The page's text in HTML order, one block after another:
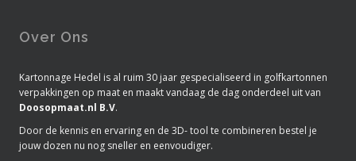
Over Ons
Kartonnage Hedel is al ruim 30 jaar gespecialiseerd in golfkartonnen
verpakkingen op maat en maakt vandaag de dag onderdeel uit van
Doosopmaat.nl B.V.
Door de kennis en ervaring en de 3D- tool te combineren bestel je
jouw dozen nu nog sneller en eenvoudiger.